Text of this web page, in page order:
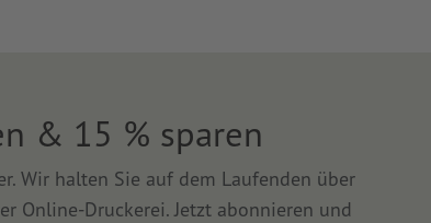
& 15 % sparen
Wir halten Sie auf dem Laufenden über
Online-Druckerei. Jetzt abonnieren und